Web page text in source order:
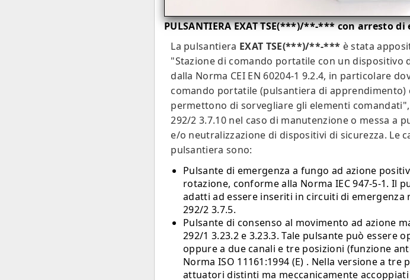
PULSANTIERA EXAT TSE(***)/**-*** con arresto di
La pulsantiera EXAT TSE(***)/**-*** è stata
"Stazione di comando portatile con un dispositivo
dalla Norma CEI EN 60204-1 9.2.4, in particolare
comando portatile (pulsantiera di
permettono di sorvegliare gli elementi
292/2 3.7.10 nel caso di manutenzione o messa a
e/o neutralizzazione di dispositivi di sicurezza. Le
pulsantiera sono:
Pulsante di emergenza a fungo ad azione
rotazione, conforme alla Norma IEC 947-5-1. Il
adatti ad essere inseriti in circuiti di emergenza
292/2 3.7.5.
Pulsante di consenso al movimento ad azione
292/1 3.23.2 e 3.23.3. Tale pulsante può essere
oppure a due canali e tre posizioni (funzione
Norma ISO 11161:1994 (E) . Nella versione a
attuatori distinti ma meccanicamente